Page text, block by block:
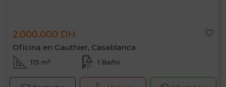
2.000.000 DH
Oficina en Gauthier, Casablanca
115 m² 1 Baño